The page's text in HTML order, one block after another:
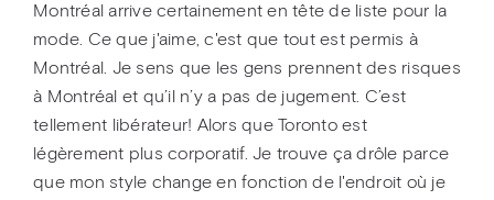
Montréal arrive certainement en tête de liste pour la
mode. Ce que j'aime, c'est que tout est permis à
Montréal. Je sens que les gens prennent des risques
à Montréal et qu’il n’y a pas de jugement. C’est
tellement libérateur! Alors que Toronto est
légèrement plus corporatif. Je trouve ça drôle parce
que mon style change en fonction de l'endroit où je